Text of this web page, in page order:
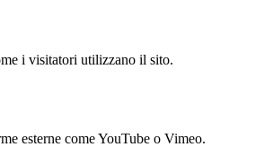
i visitatori utilizzano il sito.
esterne come YouTube o Vimeo.